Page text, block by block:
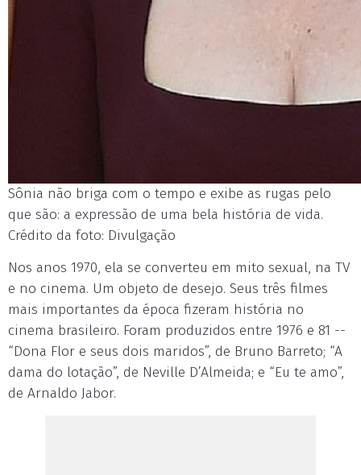
Sônia não briga com o tempo e exibe as rugas pelo
que são: a expressão de uma bela história de vida.
Crédito da foto: Divulgação
Nos anos 1970, ela se converteu em mito sexual, na TV
e no cinema. Um objeto de desejo. Seus três filmes
mais importantes da época fizeram história no
cinema brasileiro. Foram produzidos entre 1976 e 81 --
“Dona Flor e seus dois maridos”, de Bruno Barreto; “A
dama do lotação”, de Neville D’Almeida; e “Eu te amo”,
de Arnaldo Jabor.